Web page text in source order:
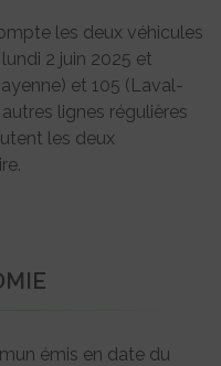
les deux véhicules
2 juin 2025 et
et 105 (Laval-
lignes régulières
les deux
émis en date du